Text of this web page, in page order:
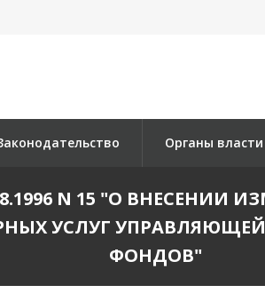
Органы власти
N 15 "О
УСЛУГ
ФОНДОВ"